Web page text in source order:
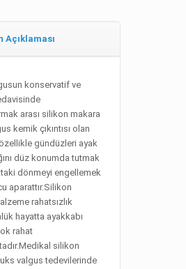
Açıklaması
konservatif ve
arası silikon makara
kemik çıkıntısı olan
gündüzleri ayak
düz konumda tutmak
dönmeyi engellemek
aparattır.Silikon
rahatsızlık
hayatta ayakkabı
rahat
silikon
valgus tedevilerinde